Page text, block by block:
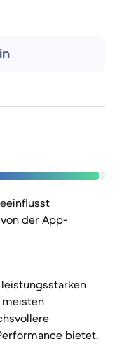
der App-
leistungsstarken
meisten
bietet.